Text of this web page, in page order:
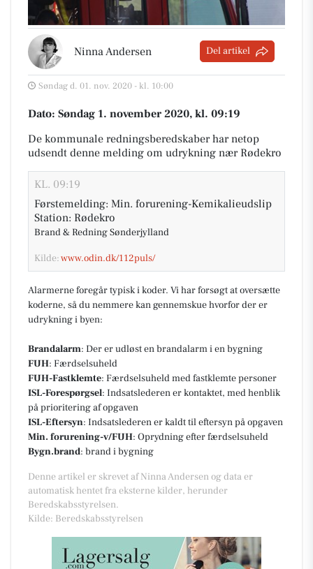
Ninna Andersen Del artikel
Søndag d. 01. nov. 2020 - kl. 10:00
Dato: Søndag 1. november 2020, kl. 09:19
De kommunale redningsberedskaber har netop
udsendt denne melding om udrykning nær Rødekro
KL. 09:19
Førstemelding: Min. forurening-Kemikalieudslip
Station: Rødekro
Brand & Redning Sønderjylland
Kilde:www.odin.dk/112puls/
Alarmerne foregår typisk i koder. Vi har forsøgt at oversætte
koderne, så du nemmere kan gennemskue hvorfor der er
udrykning i byen:
Brandalarm: Der er udløst en brandalarm i en bygning
FUH: Færdselsuheld
FUH-Fastklemte: Færdselsuheld med fastklemte personer
ISL-Forespørgsel: Indsatslederen er kontaktet, med henblik
på prioritering af opgaven
ISL-Eftersyn: Indsatslederen er kaldt til eftersyn på opgaven
Min. forurening-v/FUH: Oprydning efter færdselsuheld
Bygn.brand: brand i bygning
Denne artikel er skrevet af Ninna Andersen og data er
automatisk hentet fra eksterne kilder, herunder
Beredskabsstyrelsen.
Kilde: Beredskabsstyrelsen